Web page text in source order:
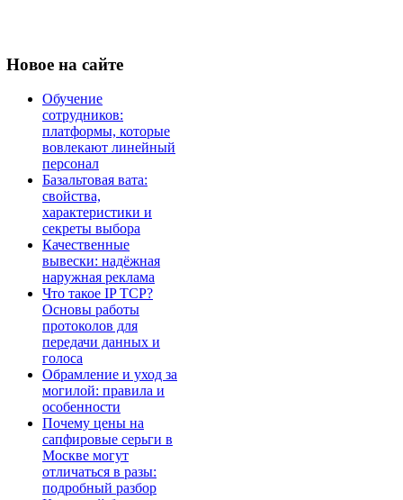
Новое на сайте
Обучение
сотрудников:
платформы, которые
вовлекают линейный
персонал
Базальтовая вата:
свойства,
характеристики и
секреты выбора
Качественные
вывески: надёжная
наружная реклама
Что такое IP TCP?
Основы работы
протоколов для
передачи данных и
голоса
Обрамление и уход за
могилой: правила и
особенности
Почему цены на
сапфировые серьги в
Москве могут
отличаться в разы:
подробный разбор